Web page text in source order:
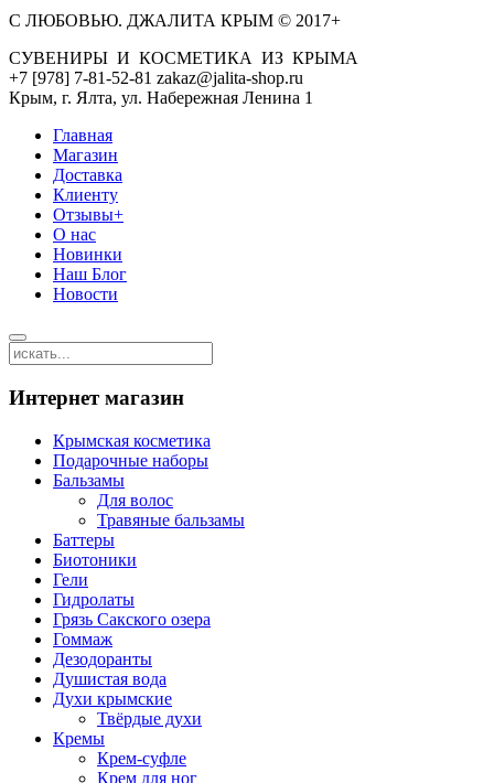
С ЛЮБОВЬЮ. ДЖАЛИТА КРЫМ © 2017+
СУВЕНИРЫ И КОСМЕТИКА ИЗ КРЫМА
+7 [978] 7-81-52-81 zakaz@jalita-shop.ru
Крым, г. Ялта, ул. Набережная Ленина 1
Главная
Магазин
Доставка
Клиенту
Отзывы+
О нас
Новинки
Наш Блог
Новости
Интернет магазин
Крымская косметика
Подарочные наборы
Бальзамы
Для волос
Травяные бальзамы
Баттеры
Биотоники
Гели
Гидролаты
Грязь Сакского озера
Гоммаж
Дезодоранты
Душистая вода
Духи крымские
Твёрдые духи
Кремы
Крем-суфле
Крем для ног